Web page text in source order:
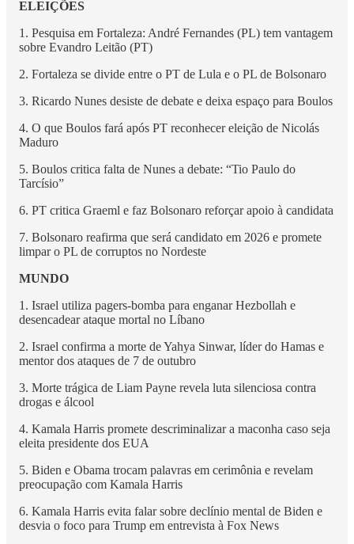
ELEIÇÕES
1. Pesquisa em Fortaleza: André Fernandes (PL) tem vantagem
sobre Evandro Leitão (PT)
2. Fortaleza se divide entre o PT de Lula e o PL de Bolsonaro
3. Ricardo Nunes desiste de debate e deixa espaço para Boulos
4. O que Boulos fará após PT reconhecer eleição de Nicolás
Maduro
5. Boulos critica falta de Nunes a debate: “Tio Paulo do
Tarcísio”
6. PT critica Graeml e faz Bolsonaro reforçar apoio à candidata
7. Bolsonaro reafirma que será candidato em 2026 e promete
limpar o PL de corruptos no Nordeste
MUNDO
1. Israel utiliza pagers-bomba para enganar Hezbollah e
desencadear ataque mortal no Líbano
2. Israel confirma a morte de Yahya Sinwar, líder do Hamas e
mentor dos ataques de 7 de outubro
3. Morte trágica de Liam Payne revela luta silenciosa contra
drogas e álcool
4. Kamala Harris promete descriminalizar a maconha caso seja
eleita presidente dos EUA
5. Biden e Obama trocam palavras em cerimônia e revelam
preocupação com Kamala Harris
6. Kamala Harris evita falar sobre declínio mental de Biden e
desvia o foco para Trump em entrevista à Fox News